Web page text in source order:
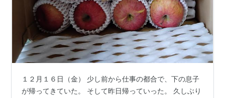
１２月１６日（金） 少し前から仕事の都合で、下の息子
が帰ってきていた。 そして昨日帰っていった。 久しぶり